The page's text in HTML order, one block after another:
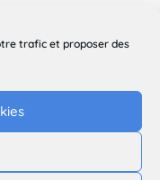
trafic et proposer des